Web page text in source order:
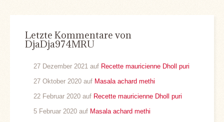
Letzte Kommentare von
DjaDja974MRU
27 Dezember 2021 auf Recette mauricienne Dholl puri
27 Oktober 2020 auf Masala achard methi
22 Februar 2020 auf Recette mauricienne Dholl puri
5 Februar 2020 auf Masala achard methi